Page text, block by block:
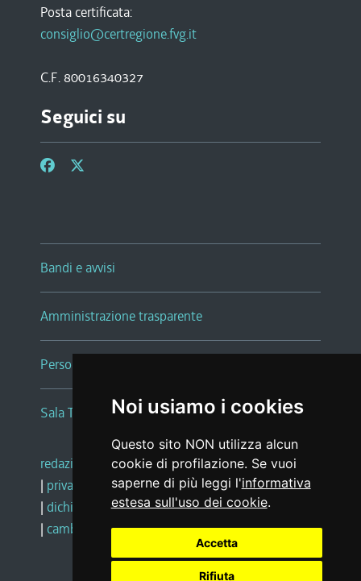
Noi usiamo i cookies
Questo sito NON utilizza alcun
cookie di profilazione. Se vuoi
saperne di più leggi l'informativa
estesa sull'uso dei cookie.
Accetta
Rifiuta
Posta certificata:
consiglio@certregione.fvg.it
C.F. 80016340327
Seguici su
Bandi e avvisi
Amministrazione trasparente
Persone e Uffici
Sala Tiziano Tessitori
redazione web |note legali |glossario
| privacy
social media policy
| dichiarazione di accessibilità |feedback
| cambio preferenze cookie